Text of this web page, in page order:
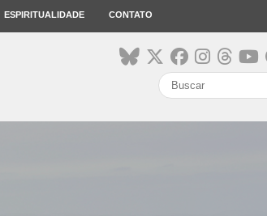
ESPIRITUALIDADE CONTATO